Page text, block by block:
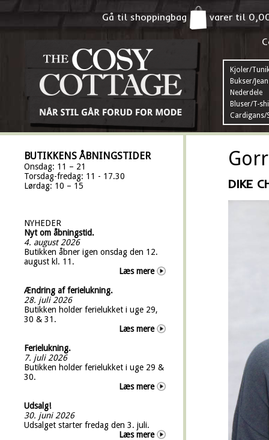
Gå til shoppingbag varer til
Kjoler/
Bukser/
Nederdele
Bluser/T-
Cardigans/
BUTIKKENS ÅBNINGSTIDER
Onsdag: 11 – 21
Torsdag-fredag: 11 - 17.30
Lørdag: 10 – 15
NYHEDER
Nyt om åbningstid.
4. august 2026
Butikken åbner igen onsdag den 12.
august kl. 11.
Læs mere
Ændring af ferielukning.
28. juli 2026
Butikken holder ferielukket i uge 29,
30 & 31.
Læs mere
Ferielukning.
7. juli 2026
Butikken holder ferielukket i uge 29 &
30.
Læs mere
Udsalg!
30. juni 2026
Udsalget starter fredag den 3. juli.
Læs mere
DIKE